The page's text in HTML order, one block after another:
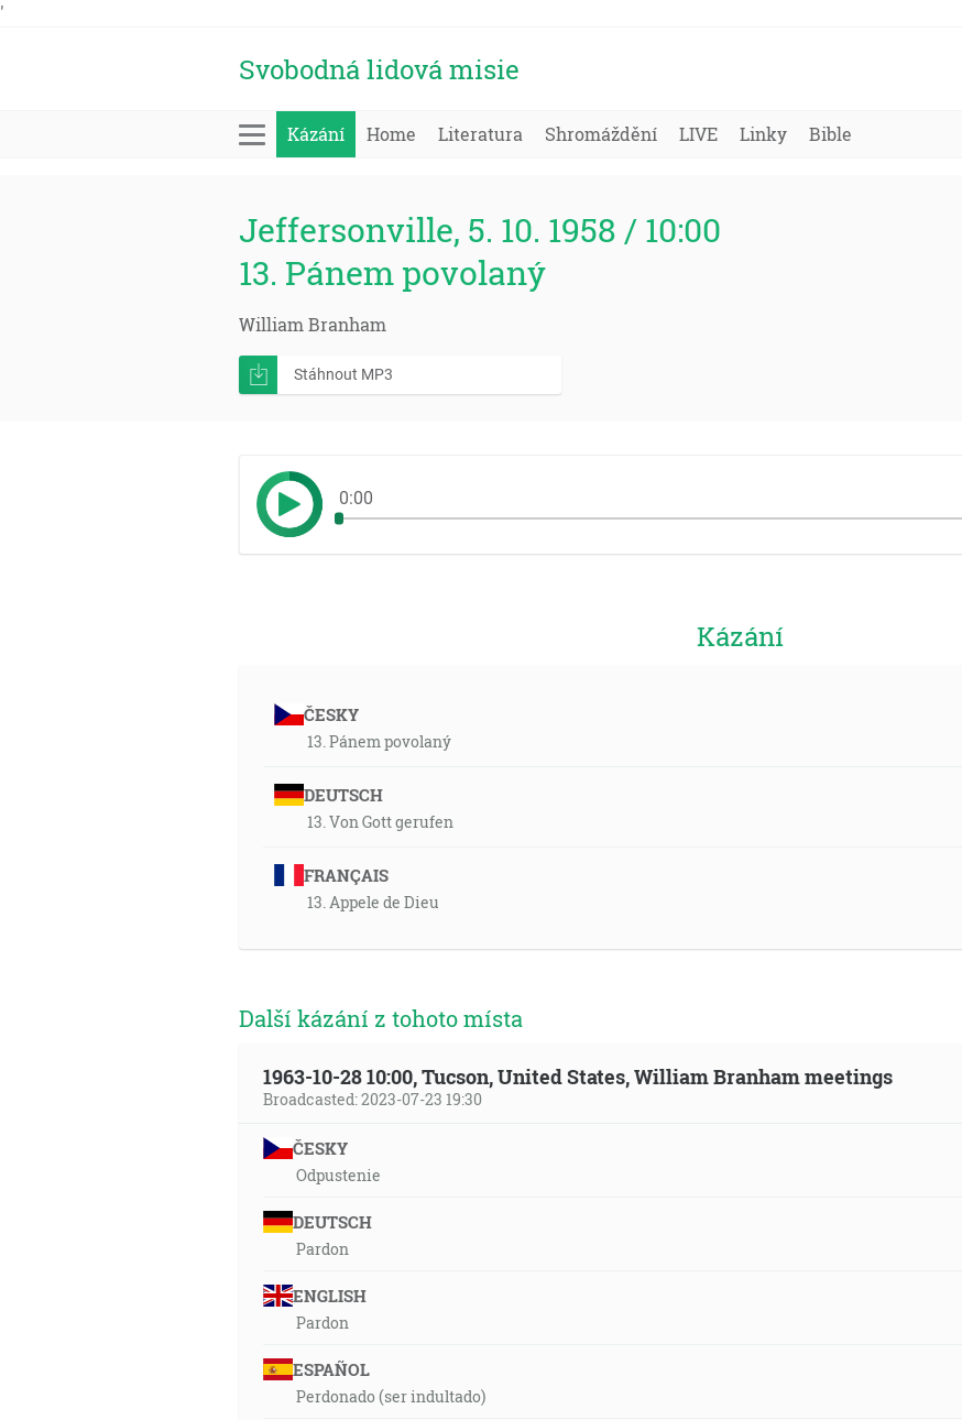
'
Svobodná lidová misie
Kázání Home Literatura Shromáždění LIVE Linky Bible
Jeffersonville, 5. 10. 1958 / 10:00
13. Pánem povolaný
William Branham
Stáhnout MP3
0:00
Kázání
ČESKY
13. Pánem povolaný
DEUTSCH
13. Von Gott gerufen
FRANÇAIS
13. Appele de Dieu
Další kázání z tohoto místa
1963-10-28 10:00, Tucson, United States, William Branham meetings
Broadcasted: 2023-07-23 19:30
ČESKY
Odpustenie
DEUTSCH
Pardon
ENGLISH
Pardon
ESPAÑOL
Perdonado (ser indultado)